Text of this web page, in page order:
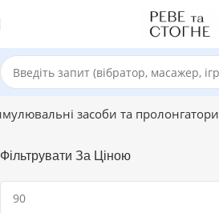
засоби та пролонгатори
Фільтрувати За Ціною